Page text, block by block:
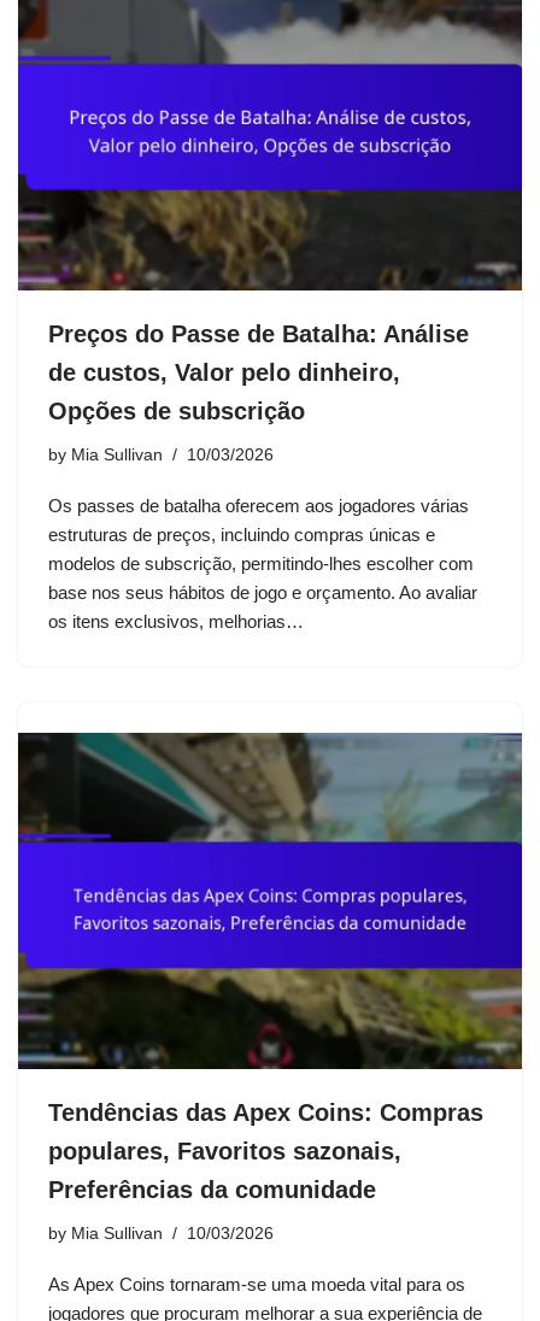
Preços do Passe de Batalha: Análise
de custos, Valor pelo dinheiro,
Opções de subscrição
by Mia Sullivan 10/03/2026
Os passes de batalha oferecem aos jogadores várias
estruturas de preços, incluindo compras únicas e
modelos de subscrição, permitindo-lhes escolher com
base nos seus hábitos de jogo e orçamento. Ao avaliar
os itens exclusivos, melhorias…
Tendências das Apex Coins: Compras
populares, Favoritos sazonais,
Preferências da comunidade
by Mia Sullivan 10/03/2026
As Apex Coins tornaram-se uma moeda vital para os
jogadores que procuram melhorar a sua experiência de